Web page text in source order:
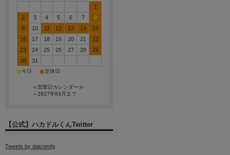
1
2
3 4 5 6 7
8
9
10 11 12 13 14
15
16
17 18 19 20 21
22
23
24 25 26 27 28
29
30
31
■今日 ■ 定休日
≪営業日カレンダー≫
～2027年03月まで
【公式】ハカドルくんTwitter
Tweets by daicomfg